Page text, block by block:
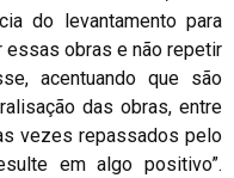
do levantamento para
essas obras e não repetir
acentuando que são
das obras, entre
vezes repassados pelo
em algo positivo”.